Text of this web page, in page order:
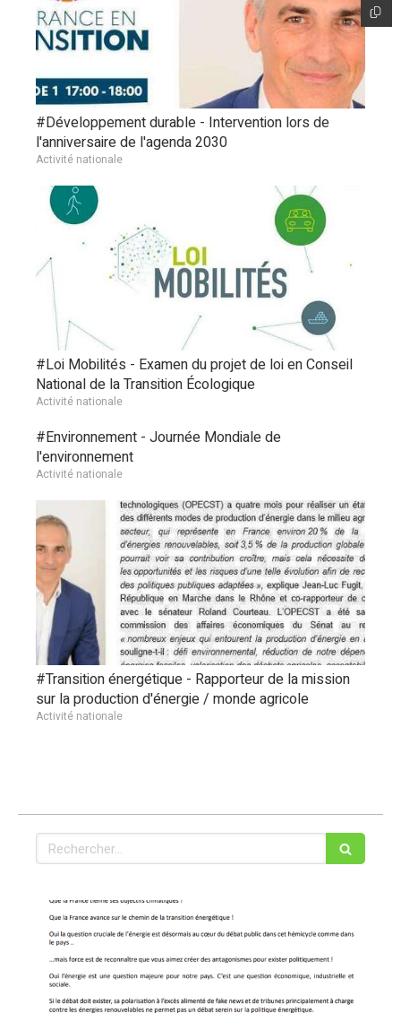
#Développement durable - Intervention lors de
l'anniversaire de l'agenda 2030
Activité nationale
#Loi Mobilités - Examen du projet de loi en Conseil
National de la Transition Écologique
Activité nationale
#Environnement - Journée Mondiale de
l'environnement
Activité nationale
#Transition énergétique - Rapporteur de la mission
sur la production d'énergie / monde agricole
Activité nationale
Rechercher